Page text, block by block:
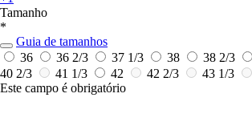
Tamanho
*
Guia de tamanhos
36
36 2/3 37 1/3 38 38 2/3
40 2/3
41 1/3 42 42 2/3 43 1/3
Este campo é obrigatório